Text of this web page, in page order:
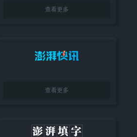
查看更多
查看更多